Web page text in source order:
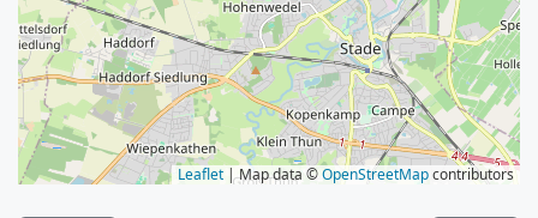
Leaflet | Map data ©OpenStreetMapcontributors